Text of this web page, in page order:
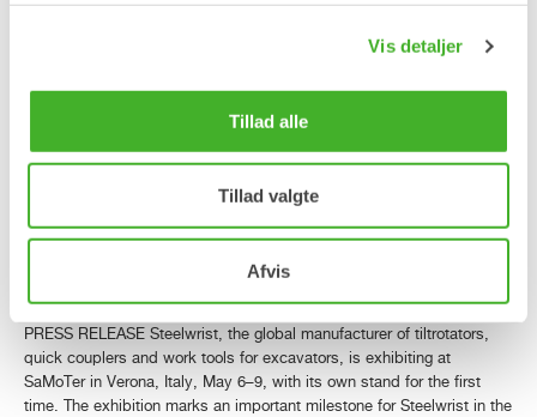
Vis detaljer
Tillad alle
Tillad valgte
Afvis
Steelwrist makes its SaMoTer
debut with live demonstrations,
third-generation XTR tiltrotators
and award-winning SQ40
PRESS RELEASE Steelwrist, the global manufacturer of tiltrotators,
quick couplers and work tools for excavators, is exhibiting at
SaMoTer in Verona, Italy, May 6–9, with its own stand for the first
time. The exhibition marks an important milestone for Steelwrist in the